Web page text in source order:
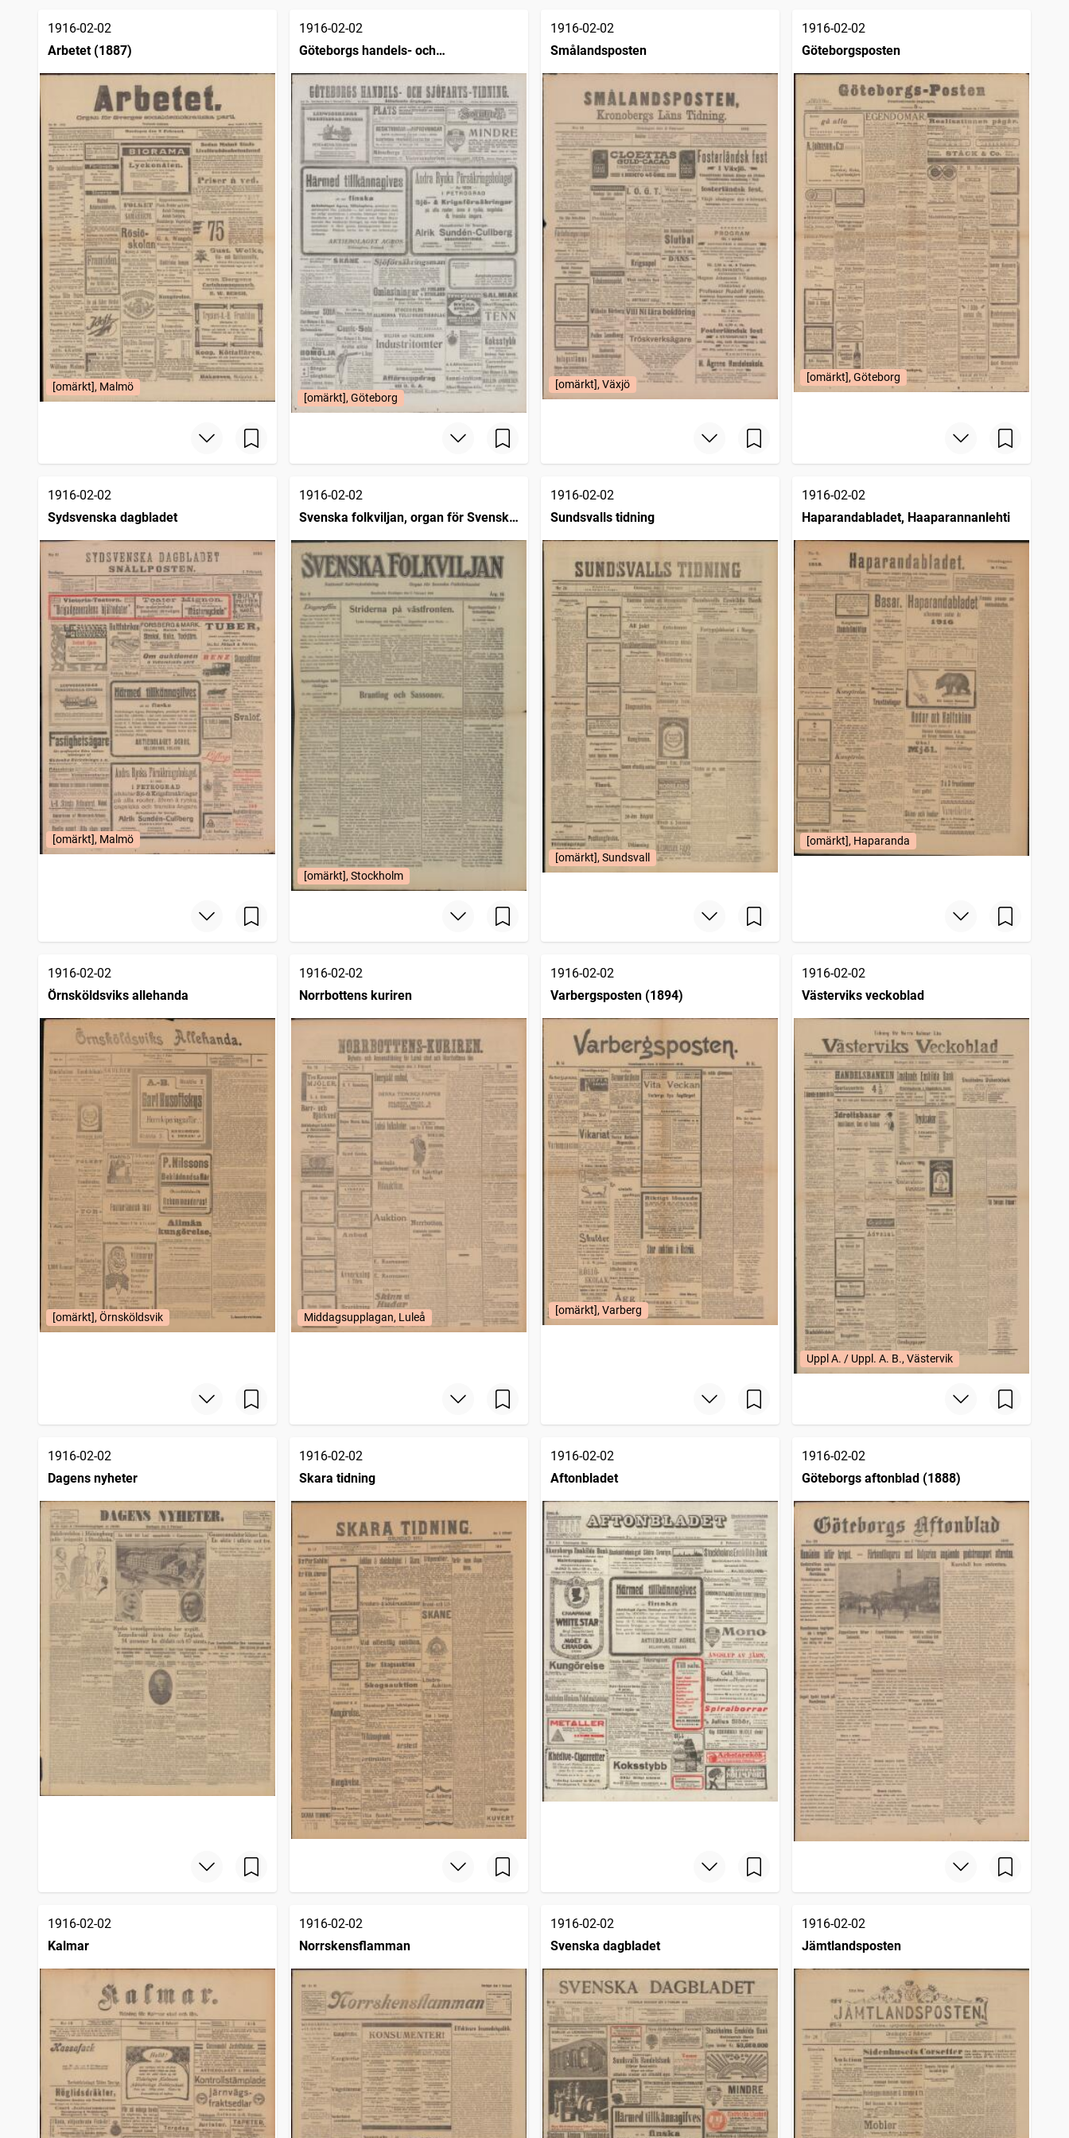
träffar
Trelleborgstidningen
träffar
Söderhamns tidning
Haparandabladet, Haaparannanlehti
1
träffar
1916-02-02
Arbetet (1887)
[omärkt], Malmö
1916-02-02
Göteborgs handels- och
sjöfartstidning (1832)
[omärkt], Göteborg
1916-02-02
Smålandsposten
[omärkt], Växjö
1916-02-02
Göteborgsposten
[omärkt], Göteborg
1916-02-02
Sydsvenska dagbladet
[omärkt], Malmö
1916-02-02
Svenska folkviljan, organ för Svenska
folkförbundet
[omärkt], Stockholm
1916-02-02
Sundsvalls tidning
[omärkt], Sundsvall
1916-02-02
Haparandabladet, Haaparannanlehti
[omärkt], Haparanda
1916-02-02
Örnsköldsviks allehanda
[omärkt], Örnsköldsvik
1916-02-02
Norrbottens kuriren
Middagsupplagan, Luleå
1916-02-02
Varbergsposten (1894)
[omärkt], Varberg
1916-02-02
Västerviks veckoblad
Uppl A. / Uppl. A. B., Västervik
1916-02-02
Dagens nyheter
1916-02-02
Skara tidning
1916-02-02
Aftonbladet
1916-02-02
Göteborgs aftonblad (1888)
1916-02-02
Kalmar
1916-02-02
Norrskensflamman
1916-02-02
Svenska dagbladet
1916-02-02
Jämtlandsposten